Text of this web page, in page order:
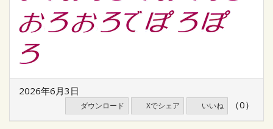
2026年6月3日
ダウンロード Xでシェア いいね （0）